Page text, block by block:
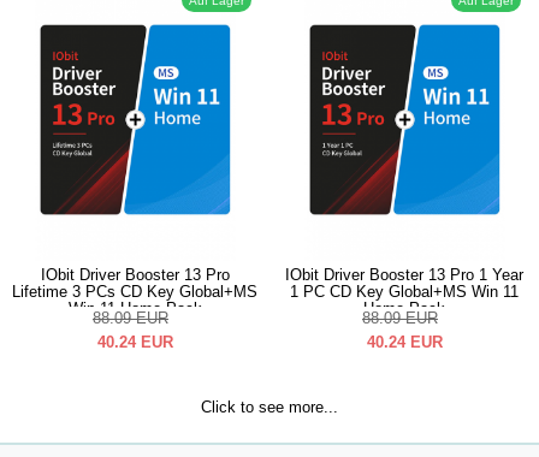
IObit Driver Booster 13 Pro
Lifetime 3 PCs CD Key Global+MS
Win 11 Home Pack
88.09 EUR
40.24 EUR
IObit Driver Booster 13 Pro 1 Year
1 PC CD Key Global+MS Win 11
Home Pack
88.09 EUR
40.24 EUR
Click to see more...